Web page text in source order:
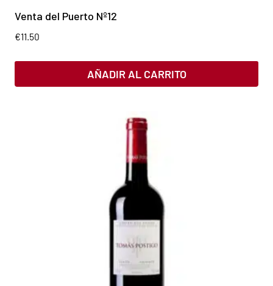
Venta del Puerto Nº12
€11.50
AÑADIR AL CARRITO